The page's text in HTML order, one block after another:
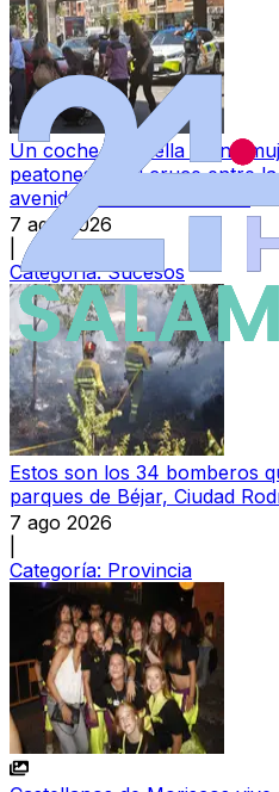
Un coche atropella a una
peatones en el cruce entre
avenida de los Comuneros
7 ago 2026
Categoría:Sucesos
Estos son los 34 bomberos
parques de Béjar, Ciudad
7 ago 2026
Categoría: Provincia